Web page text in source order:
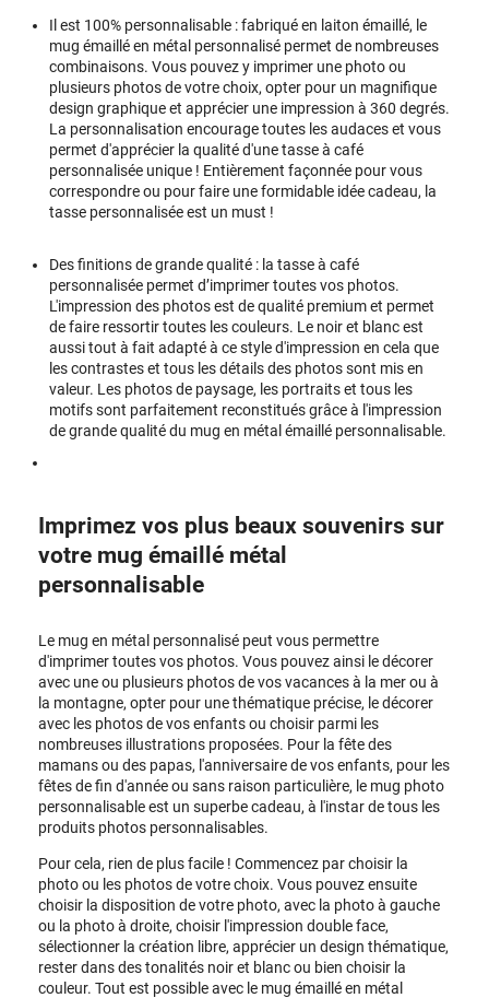
Il est 100% personnalisable : fabriqué en laiton émaillé, le
mug émaillé en métal personnalisé permet de nombreuses
combinaisons. Vous pouvez y imprimer une photo ou
plusieurs photos de votre choix, opter pour un magnifique
design graphique et apprécier une impression à 360 degrés.
La personnalisation encourage toutes les audaces et vous
permet d'apprécier la qualité d'une tasse à café
personnalisée unique ! Entièrement façonnée pour vous
correspondre ou pour faire une formidable idée cadeau, la
tasse personnalisée est un must !
Des finitions de grande qualité : la tasse à café
personnalisée permet d’imprimer toutes vos photos.
L'impression des photos est de qualité premium et permet
de faire ressortir toutes les couleurs. Le noir et blanc est
aussi tout à fait adapté à ce style d'impression en cela que
les contrastes et tous les détails des photos sont mis en
valeur. Les photos de paysage, les portraits et tous les
motifs sont parfaitement reconstitués grâce à l'impression
de grande qualité du mug en métal émaillé personnalisable.
Imprimez vos plus beaux souvenirs sur
votre mug émaillé métal
personnalisable
Le mug en métal personnalisé peut vous permettre
d'imprimer toutes vos photos. Vous pouvez ainsi le décorer
avec une ou plusieurs photos de vos vacances à la mer ou à
la montagne, opter pour une thématique précise, le décorer
avec les photos de vos enfants ou choisir parmi les
nombreuses illustrations proposées. Pour la fête des
mamans ou des papas, l'anniversaire de vos enfants, pour les
fêtes de fin d'année ou sans raison particulière, le mug photo
personnalisable est un superbe cadeau, à l'instar de tous les
produits photos personnalisables.
Pour cela, rien de plus facile ! Commencez par choisir la
photo ou les photos de votre choix. Vous pouvez ensuite
choisir la disposition de votre photo, avec la photo à gauche
ou la photo à droite, choisir l'impression double face,
sélectionner la création libre, apprécier un design thématique,
rester dans des tonalités noir et blanc ou bien choisir la
couleur. Tout est possible avec le mug émaillé en métal